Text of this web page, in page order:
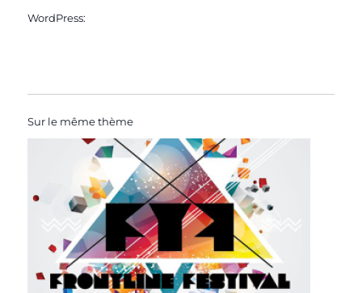
WordPress:
Sur le même thème